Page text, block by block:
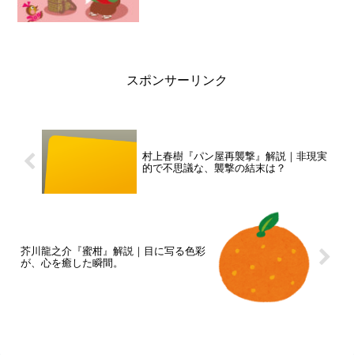
スポンサーリンク
村上春樹『パン屋再襲撃』解説｜非現実
的で不思議な、襲撃の結末は？
芥川龍之介『蜜柑』解説｜目に写る色彩
が、心を癒した瞬間。